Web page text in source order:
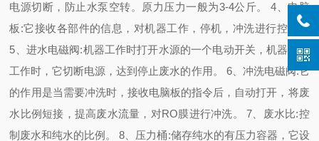
电源切断，防止水泵空转。原力压力一般为3-4公斤。4、电脑
板:它接收各部件的信息，对机器工作，停机，冲洗进行控制。
5、进水电磁阀:机器工作时打开水源的一个电动开关，机器停止
工作时，它切断电源，达到停止废水的作用。 6、冲洗电磁阀:它
的作用是当需要冲洗时，接收电脑板的指令后，自动打开，将废
水比例短接，提高废水流量，对RO膜进行冲洗。7、废水比:控
制废水和纯水的比例。8、压力桶:储存纯水的有压力容器，它设